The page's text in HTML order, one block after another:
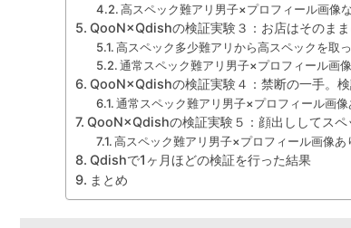
高スペック難アリ男子×プロフィール画像
QooN×Qdishの検証実験３：お店はそのま
高スペック多少難アリから高スペックを取っ
通常スペック難アリ男子×プロフィール画
QooN×Qdishの検証実験４：禁断の一手。検
通常スペック難アリ男子×プロフィール画
QooN×Qdishの検証実験５：顔出ししてスペ
高スペック難アリ男子×プロフィール画像
Qdishで1ヶ月ほどの検証を行った結果
まとめ